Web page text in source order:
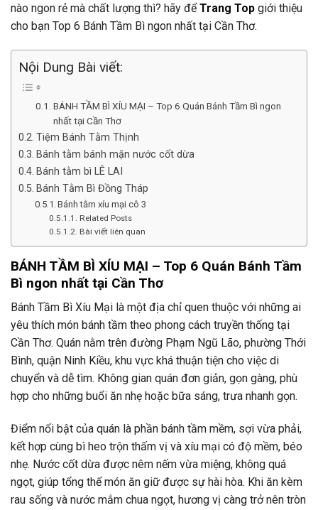
nào ngon rẻ mà chất lượng thì? hãy đểTrang Top giới thiệu
cho bạn Top 6 Bánh Tầm Bì ngon nhất tại Cần Thơ.
Nội Dung Bài viết:
BÁNH TẦM BÌ XÍU MẠI – Top 6 Quán Bánh Tầm Bì ngon
nhất tại Cần Thơ
Tiệm Bánh Tằm Thịnh
Bánh tằm bánh mặn nước cốt dừa
Bánh tằm bì LÊ LAI
Bánh Tằm Bì Đồng Tháp
Bánh tằm xíu mại cô 3
Related Posts
Bài viết liên quan
BÁNH TẦM BÌ XÍU MẠI – Top 6 Quán Bánh Tầm
Bì ngon nhất tại Cần Thơ
Bánh Tầm Bì Xíu Mại là một địa chỉ quen thuộc với những ai
yêu thích món bánh tầm theo phong cách truyền thống tại
Cần Thơ. Quán nằm trên đường Phạm Ngũ Lão, phường Thới
Bình, quận Ninh Kiều, khu vực khá thuận tiện cho việc di
chuyển và dễ tìm. Không gian quán đơn giản, gọn gàng, phù
hợp cho những buổi ăn nhẹ hoặc bữa sáng, trưa nhanh gọn.
Điểm nổi bật của quán là phần bánh tầm mềm, sợi vừa phải,
kết hợp cùng bì heo trộn thấm vị và xíu mại có độ mềm, béo
nhẹ. Nước cốt dừa được nêm nếm vừa miệng, không quá
ngọt, giúp tổng thể món ăn giữ được sự hài hòa. Khi ăn kèm
rau sống và nước mắm chua ngọt, hương vị càng trở nên tròn